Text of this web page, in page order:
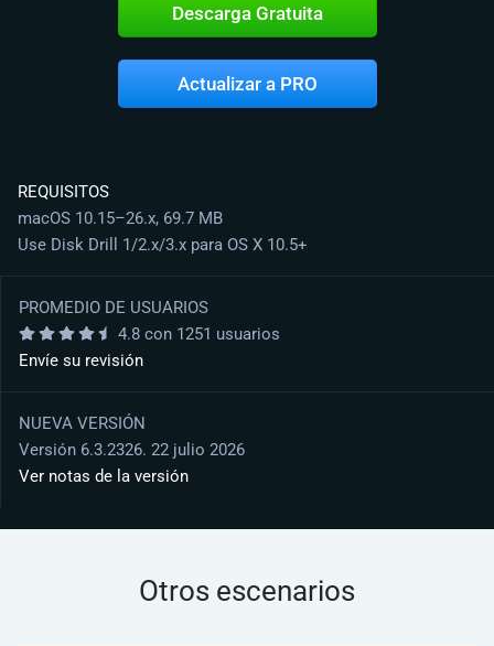
Descarga Gratuita
Actualizar a PRO
REQUISITOS
macOS 10.15–26.x, 69.7 MB
Use Disk Drill 1/2.x/3.x para OS X 10.5+
PROMEDIO DE USUARIOS
4.8 con 1251 usuarios
Envíe su revisión
NUEVA VERSIÓN
Versión 6.3.2326. 22 julio 2026
Ver notas de la versión
Otros escenarios